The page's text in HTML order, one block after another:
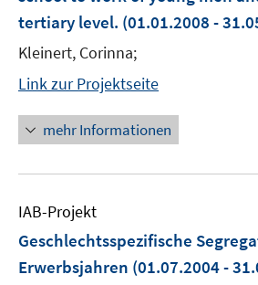
tertiary level. (01.01.2008 -
Kleinert, Corinna;
Link zur Projektseite
mehr Informationen
IAB-Projekt
Geschlechtsspezifische
Erwerbsjahren (01.07.2004 -